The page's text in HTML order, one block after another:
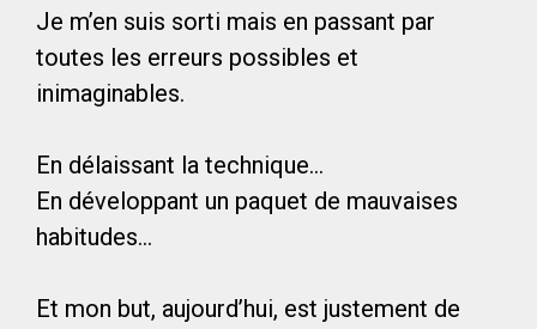
Je m’en suis sorti mais en passant par
toutes les erreurs possibles et
inimaginables.
En délaissant la technique…
En développant un paquet de mauvaises
habitudes…
Et mon but, aujourd’hui, est justement de